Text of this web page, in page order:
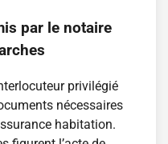
par le notaire
privilégié
nécessaires
habitation.